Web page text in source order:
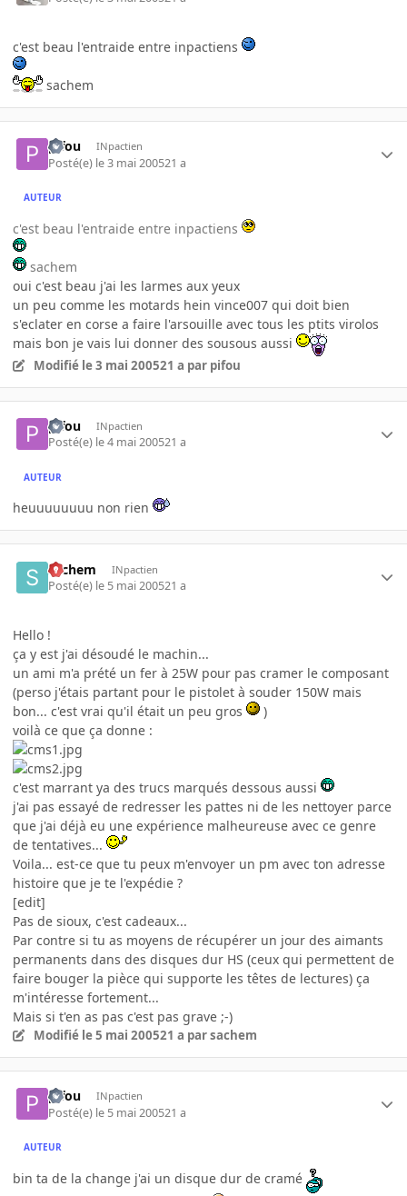
c'est beau l'entraide entre inpactiens
sachem
pifou INpactien
Posté(e) le 3 mai 200521 a
AUTEUR
c'est beau l'entraide entre inpactiens
sachem
oui c'est beau j'ai les larmes aux yeux
un peu comme les motards hein vince007 qui doit bien
s'eclater en corse a faire l'arsouille avec tous les ptits virolos
mais bon je vais lui donner des sousous aussi
Modifié le 3 mai 200521 a par pifou
pifou INpactien
Posté(e) le 4 mai 200521 a
AUTEUR
heuuuuuuuu non rien
sachem INpactien
Posté(e) le 5 mai 200521 a
Hello !
ça y est j'ai désoudé le machin...
un ami m'a prété un fer à 25W pour pas cramer le composant
(perso j'étais partant pour le pistolet à souder 150W mais
bon... c'est vrai qu'il était un peu gros
)
voilà ce que ça donne :
c'est marrant ya des trucs marqués dessous aussi
j'ai pas essayé de redresser les pattes ni de les nettoyer parce
que j'ai déjà eu une expérience malheureuse avec ce genre
de tentatives...
Voila... est-ce que tu peux m'envoyer un pm avec ton adresse
histoire que je te l'expédie ?
[edit]
Pas de sioux, c'est cadeaux...
Par contre si tu as moyens de récupérer un jour des aimants
permanents dans des disques dur HS (ceux qui permettent de
faire bouger la pièce qui supporte les têtes de lectures) ça
m'intéresse fortement...
Mais si t'en as pas c'est pas grave ;-)
Modifié le 5 mai 200521 a par sachem
pifou INpactien
Posté(e) le 5 mai 200521 a
AUTEUR
bin ta de la change j'ai un disque dur de cramé